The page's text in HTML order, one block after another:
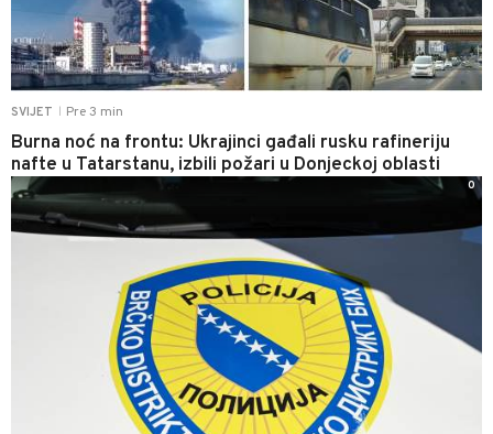
SVIJET Pre 3 min
Burna noć na frontu: Ukrajinci gađali rusku rafineriju
nafte u Tatarstanu, izbili požari u Donjeckoj oblasti
0